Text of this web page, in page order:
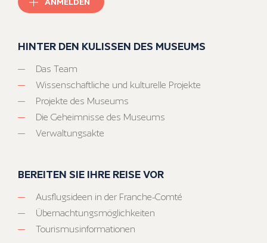
HINTER DEN KULISSEN DES MUSEUMS
Das Team
Wissenschaftliche und kulturelle Projekte
Projekte des Museums
Die Geheimnisse des Museums
Verwaltungsakte
BEREITEN SIE IHRE REISE VOR
Ausflugsideen in der Franche-Comté
Übernachtungsmöglichkeiten
Tourismusinformationen